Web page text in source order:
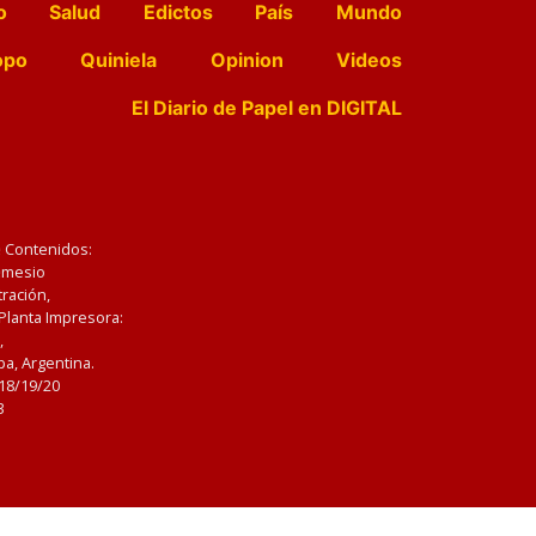
Salud Edictos País
Mundo
Quiniela Opinion
Videos
El Diario de Papel en DIGITAL
Impresora:
Argentina.
19/20